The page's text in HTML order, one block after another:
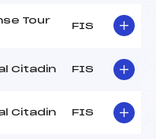
Tour
FIS
Citadin FIS
Citadin FIS